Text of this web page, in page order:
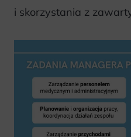
i skorzystania z